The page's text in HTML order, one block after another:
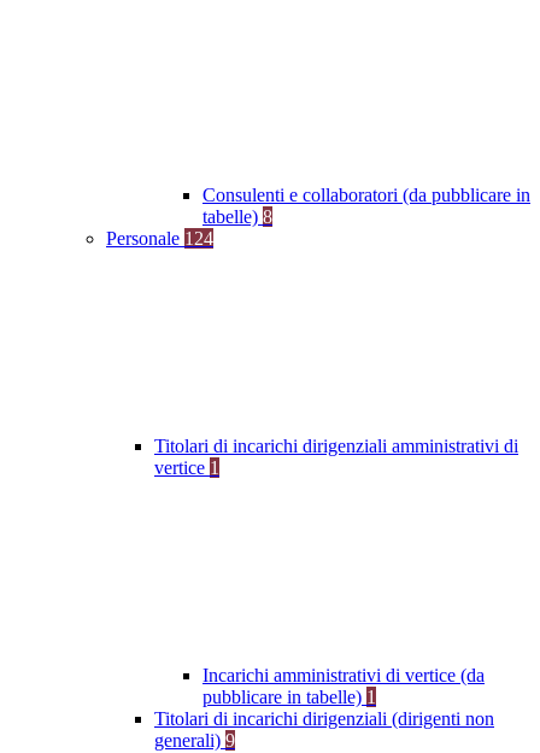
Consulenti e collaboratori (da pubblicare in
tabelle) 8
Personale 124
Titolari di incarichi dirigenziali amministrativi di
vertice 1
Incarichi amministrativi di vertice (da
pubblicare in tabelle) 1
Titolari di incarichi dirigenziali (dirigenti non
generali) 9